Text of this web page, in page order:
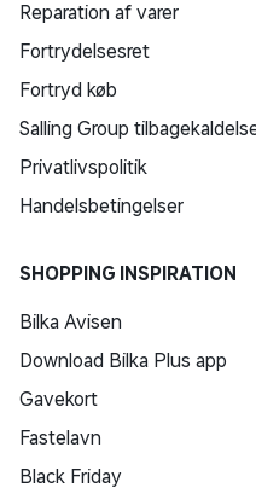
Reparation af varer
Fortrydelsesret
Fortryd køb
Salling Group
Privatlivspolitik
Handelsbetingelser
SHOPPING INSPIRATION
Bilka Avisen
Download Bilka Plus app
Gavekort
Fastelavn
Black Friday